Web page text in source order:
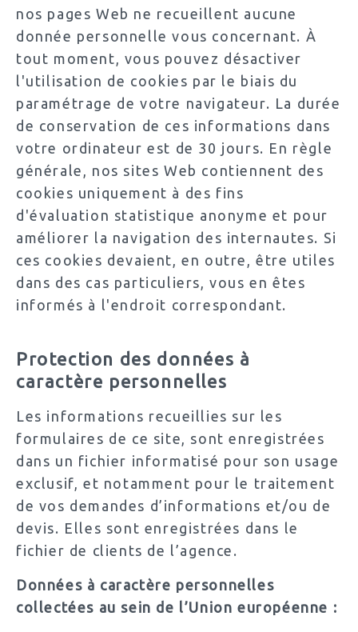
nos pages Web ne recueillent aucune
donnée personnelle vous concernant. À
tout moment, vous pouvez désactiver
l'utilisation de cookies par le biais du
paramétrage de votre navigateur. La durée
de conservation de ces informations dans
votre ordinateur est de 30 jours. En règle
générale, nos sites Web contiennent des
cookies uniquement à des fins
d'évaluation statistique anonyme et pour
améliorer la navigation des internautes. Si
ces cookies devaient, en outre, être utiles
dans des cas particuliers, vous en êtes
informés à l'endroit correspondant.
Protection des données à
caractère personnelles
Les informations recueillies sur les
formulaires de ce site, sont enregistrées
dans un fichier informatisé pour son usage
exclusif, et notamment pour le traitement
de vos demandes d’informations et/ou de
devis. Elles sont enregistrées dans le
fichier de clients de l’agence.
Données à caractère personnelles
collectées au sein de l’Union européenne :